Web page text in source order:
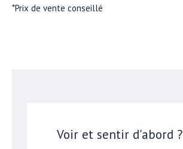
*Prix de vente conseillé
Voir et sentir d'abord ?